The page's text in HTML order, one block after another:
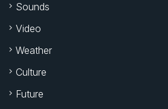
Sounds
Video
Weather
Culture
Future